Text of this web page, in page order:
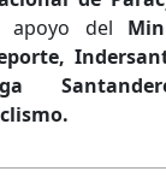
apoyo del